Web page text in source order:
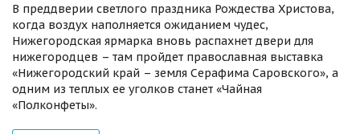
В преддверии светлого праздника Рождества Христова,
когда воздух наполняется ожиданием чудес,
Нижегородская ярмарка вновь распахнет двери для
нижегородцев – там пройдет православная выставка
«Нижегородский край – земля Серафима Саровского», а
одним из теплых ее уголков станет «Чайная
«Полконфеты».